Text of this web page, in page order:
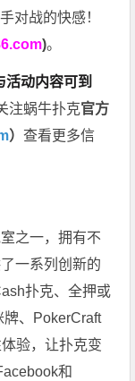
对战的快感！
)。
活动内容可到
注蜗牛扑克官方
）查看更多信
之一，拥有不
一系列创新的
扑克、全押或
、PokerCraft
验，让扑克变
和